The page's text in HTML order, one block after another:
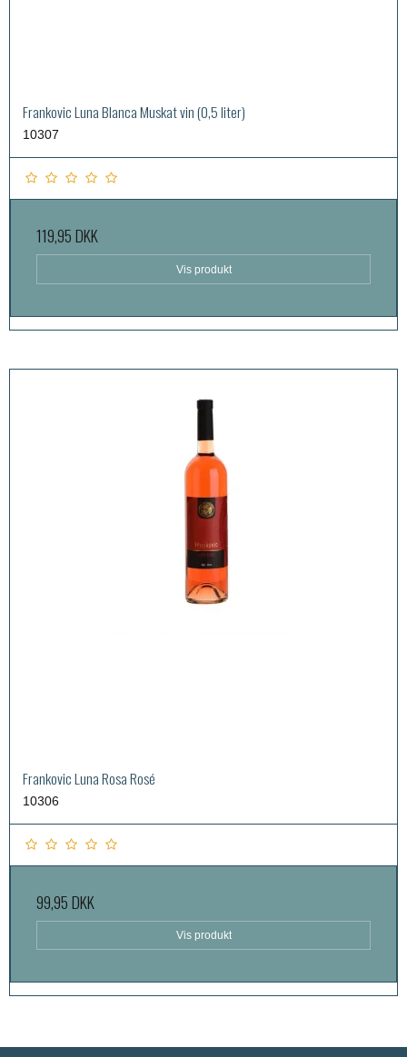
Frankovic Luna Blanca Muskat vin (0,5 liter)
10307
119,95 DKK
Vis produkt
Frankovic Luna Rosa Rosé
10306
99,95 DKK
Vis produkt